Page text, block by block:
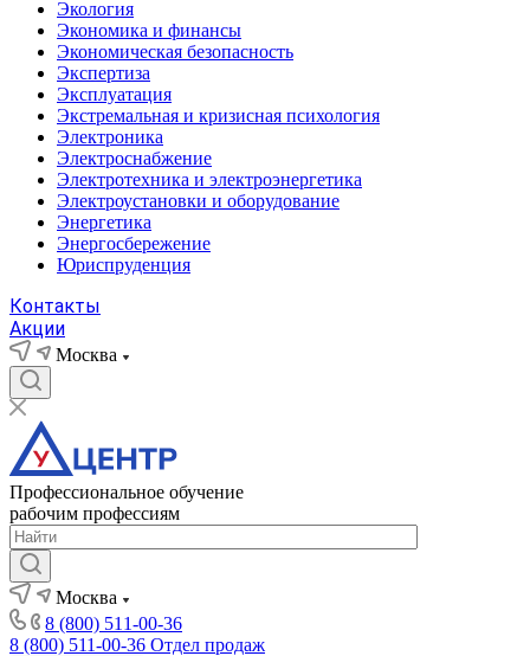
Экология
Экономика и финансы
Экономическая безопасность
Экспертиза
Эксплуатация
Экстремальная и кризисная психология
Электроника
Электроснабжение
Электротехника и электроэнергетика
Электроустановки и оборудование
Энергетика
Энергосбережение
Юриспруденция
Контакты
Акции
Москва
Профессиональное обучение
рабочим профессиям
Москва
8 (800) 511-00-36
8 (800) 511-00-36 Отдел продаж